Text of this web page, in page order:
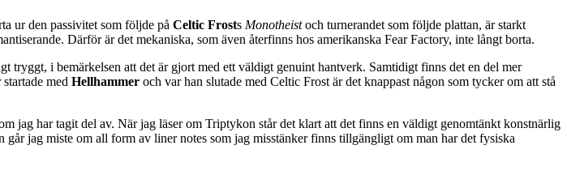
ur den passivitet som följde på Celtic Frosts Monotheistoch turnerandet som följde plattan, är starkt
Därför är det mekaniska, som även återfinns hos amerikanska Fear Factory, inte långt borta.
tryggt, i bemärkelsen att det är gjort med ett väldigt genuint hantverk. Samtidigt finns det en del mer
med Hellhammer och var han slutade med Celtic Frost är det knappast någon som tycker om att stå
jag har tagit del av. När jag läser om Triptykon står det klart att det finns en väldigt genomtänkt konstnärlig
jag miste om all form av liner notes som jag misstänker finns tillgängligt om man har det fysiska